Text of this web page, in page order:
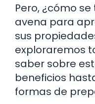
Pero, ¿cómo
avena para
sus
exploraremos
saber sobre
beneficios
formas de